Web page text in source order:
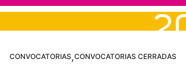
CONVOCATORIAS,CONVOCATORIAS CERRADAS